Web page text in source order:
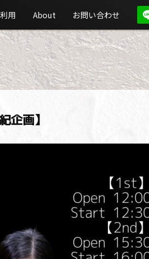
用 About お問い合わせ
画】